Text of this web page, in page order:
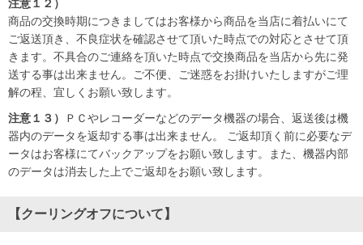
注意１２）
商品の交換時期につきましてはお客様から商品を当店に着払いにて
ご返送頂き、不良症状を確認させて頂いた時点での対応とさせて頂
きます。不具合のご連絡を頂いた時点で交換商品を当店から先に発
送する事は出来ません。ご不便、ご迷惑をお掛けいたしますがご理
解の程、宜しくお願い致します。
注意１３）
ＰＣやレコーダーなどのデータ機器の場合、返送後は機
器内のデータを返却する事は出来ません。 ご返却頂く前に必要なデ
ータはお客様にてバックアップをお願い致します。また、機器内部
のデータは消去した上でご返却をお願い致します。
【クーリングオフについて】